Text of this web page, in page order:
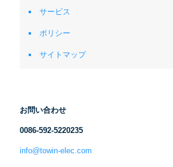
サービス
ポリシー
サイトマップ
お問い合わせ
0086-592-5220235
info@towin-elec.com